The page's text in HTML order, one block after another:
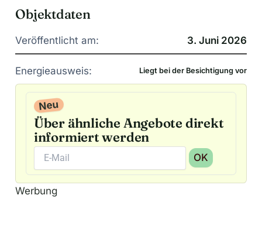
Objektdaten
Veröffentlicht am: 3. Juni 2026
Energieausweis: Liegt bei der Besichtigung vor
Neu
Über ähnliche Angebote direkt
informiert werden
OK
A
l
Werbung